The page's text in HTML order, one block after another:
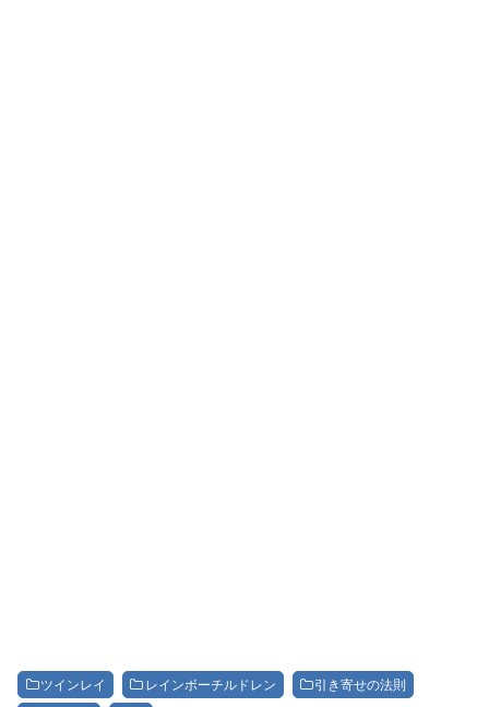
ツインレイ レインボーチルドレン 引き寄せの法則